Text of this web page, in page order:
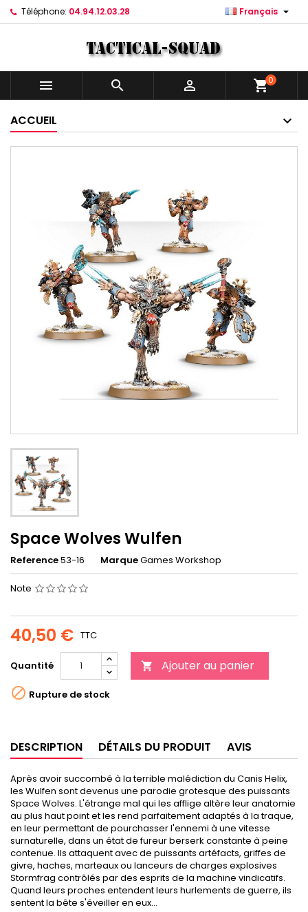
Téléphone: 04.94.12.03.28 Français 
   shopping_cart0
ACCUEIL
Space Wolves Wulfen
Reference53-16 MarqueGames Workshop
Note
40,50 € TTC
Quantité  Ajouter au panier
 Rupture de stock
DESCRIPTION DÉTAILS DU PRODUIT AVIS
Après avoir succombé à la terrible malédiction du Canis Helix,
les Wulfen sont devenus une parodie grotesque des puissants
Space Wolves. L'étrange mal qui les afflige altère leur anatomie
au plus haut point et les rend parfaitement adaptés à la traque,
en leur permettant de pourchasser l'ennemi à une vitesse
surnaturelle, dans un état de fureur berserk constante à peine
contenue. Ils attaquent avec de puissants artéfacts, griffes de
givre, haches, marteaux ou lanceurs de charges explosives
Stormfrag contrôlés par des esprits de la machine vindicatifs.
Quand leurs proches entendent leurs hurlements de guerre, ils
sentent la bête s'éveiller en eux…